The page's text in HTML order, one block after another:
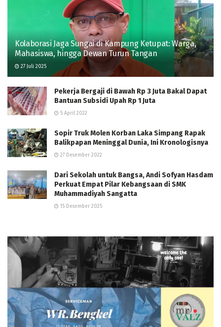
Kolaborasi Jaga Sungai di Kampung Ketupat: Warga,
Mahasiswa, hingga Dewan Turun Tangan
27 Juli 2025
Pekerja Bergaji di Bawah Rp 3 Juta Bakal Dapat
Bantuan Subsidi Upah Rp 1 Juta
5 April 2022
Sopir Truk Molen Korban Laka Simpang Rapak
Balikpapan Meninggal Dunia, Ini Kronologisnya
27 Desember 2022
Dari Sekolah untuk Bangsa, Andi Sofyan Hasdam
Perkuat Empat Pilar Kebangsaan di SMK
Muhammadiyah Sangatta
15 Desember 2025